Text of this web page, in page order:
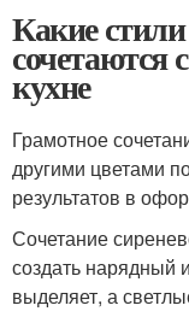
Какие
сочетаются
кухне
Грамотное
другими цветами
результатов в
Сочетание
создать нарядный
выделяет, а